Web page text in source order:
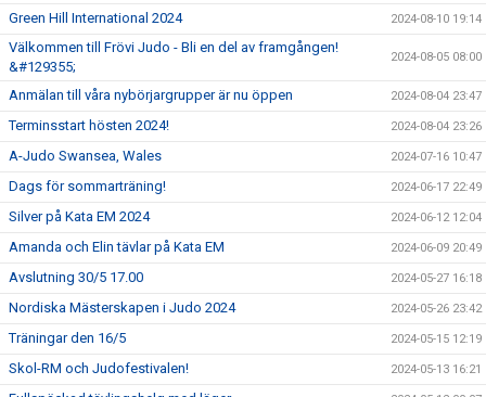
Green Hill International 2024 2024-08-10 19:14
Välkommen till Frövi Judo - Bli en del av framgången!
&#129355;
2024-08-05 08:00
Anmälan till våra nybörjargrupper är nu öppen 2024-08-04 23:47
Terminsstart hösten 2024! 2024-08-04 23:26
A-Judo Swansea, Wales 2024-07-16 10:47
Dags för sommarträning! 2024-06-17 22:49
Silver på Kata EM 2024 2024-06-12 12:04
Amanda och Elin tävlar på Kata EM 2024-06-09 20:49
Avslutning 30/5 17.00 2024-05-27 16:18
Nordiska Mästerskapen i Judo 2024 2024-05-26 23:42
Träningar den 16/5 2024-05-15 12:19
Skol-RM och Judofestivalen! 2024-05-13 16:21